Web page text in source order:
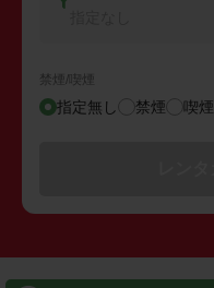
禁煙/喫煙
指定無し 禁煙 喫煙